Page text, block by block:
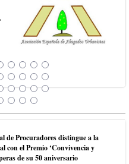
de Procuradores distingue a la
con el Premio ‘Convivencia y
de su 50 aniversario